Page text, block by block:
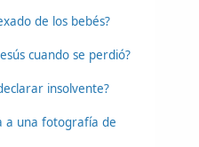
de los bebés?
cuando se perdió?
insolvente?
a una fotografía de